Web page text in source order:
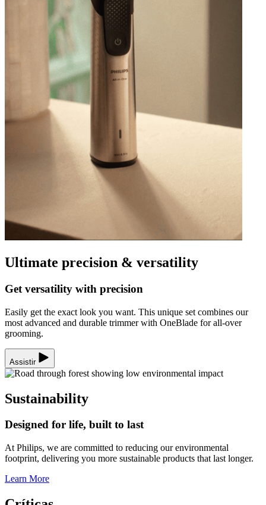
Ultimate precision & versatility
Get versatility with precision
Easily get the exact look you want. This unique set combines our
most advanced and durable trimmer with OneBlade for all-over
grooming.
Assistir
Sustainability
Designed for life, built to last
At Philips, we are committed to reducing our environmental
footprint, delivering you more sustainable products that last longer.
Learn More